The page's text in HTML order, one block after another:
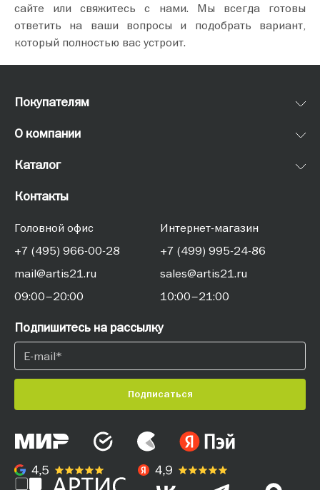
сайте или свяжитесь с нами. Мы всегда готовы
ответить на ваши вопросы и подобрать вариант,
который полностью вас устроит.
Покупателям
О компании
Каталог
Контакты
Головной офис
+7 (495) 966-00-28
mail@artis21.ru
09:00–20:00
Интернет-магазин
+7 (499) 995-24-86
sales@artis21.ru
10:00–21:00
Подпишитесь на рассылку
Подписаться